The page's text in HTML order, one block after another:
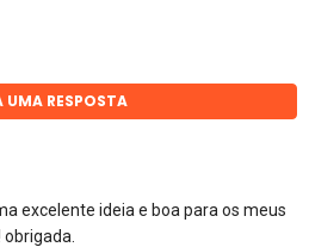
UMA RESPOSTA
excelente ideia e boa para os meus